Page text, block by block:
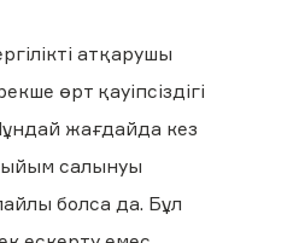
атқарушы
өрт қауіпсіздігі
жағдайда кез
салынуы
болса да. Бұл